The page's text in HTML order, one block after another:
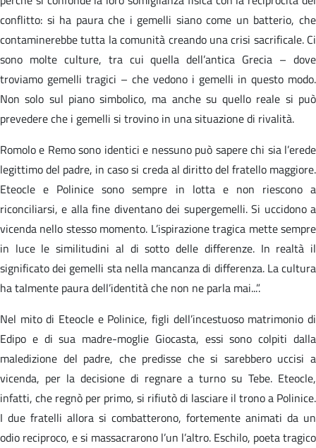
conflitto: si ha paura che i gemelli siano come un batterio, che
contaminerebbe tutta la comunità creando una crisi sacrificale. Ci
sono molte culture, tra cui quella dell’antica Grecia – dove
troviamo gemelli tragici – che vedono i gemelli in questo modo.
Non solo sul piano simbolico, ma anche su quello reale si può
prevedere che i gemelli si trovino in una situazione di rivalità.
Romolo e Remo sono identici e nessuno può sapere chi sia l’erede
legittimo del padre, in caso si creda al diritto del fratello maggiore.
Eteocle e Polinice sono sempre in lotta e non riescono a
riconciliarsi, e alla fine diventano dei supergemelli. Si uccidono a
vicenda nello stesso momento. L’ispirazione tragica mette sempre
in luce le similitudini al di sotto delle differenze. In realtà il
significato dei gemelli sta nella mancanza di differenza. La cultura
ha talmente paura dell’identità che non ne parla mai...”.
Nel mito di Eteocle e Polinice, figli dell’incestuoso matrimonio di
Edipo e di sua madre-moglie Giocasta, essi sono colpiti dalla
maledizione del padre, che predisse che si sarebbero uccisi a
vicenda, per la decisione di regnare a turno su Tebe. Eteocle,
infatti, che regnò per primo, si rifiutò di lasciare il trono a Polinice.
I due fratelli allora si combatterono, fortemente animati da un
odio reciproco, e si massacrarono l’un l’altro. Eschilo, poeta tragico